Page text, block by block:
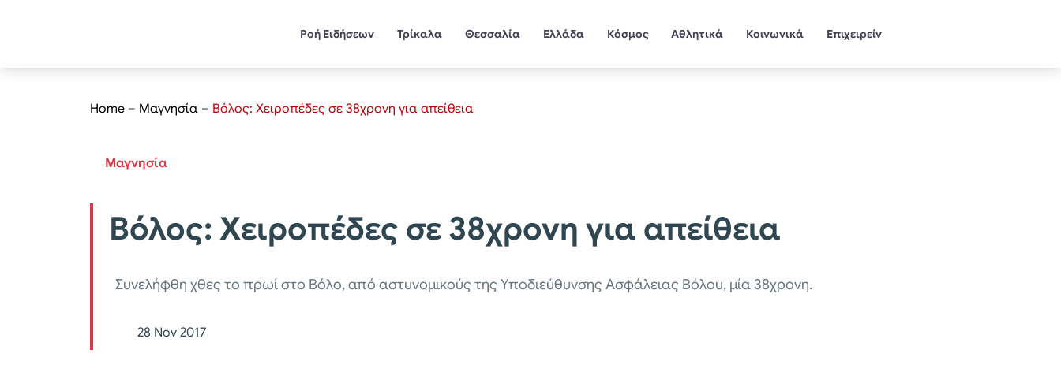
Ροή Ειδήσεων Τρίκαλα Θεσσαλία Ελλάδα Κόσμος Αθλητικά Κοινωνικά Επιχειρείν
Home – Μαγνησία – Βόλος: Χειροπέδες σε 38χρονη για απείθεια
Μαγνησία
Βόλος: Χειροπέδες σε 38χρονη για απείθεια
Συνελήφθη χθες το πρωί στο Βόλο, από αστυνομικούς της Υποδιεύθυνσης Ασφάλειας Βόλου, μία 38χρονη.
28 Nov 2017